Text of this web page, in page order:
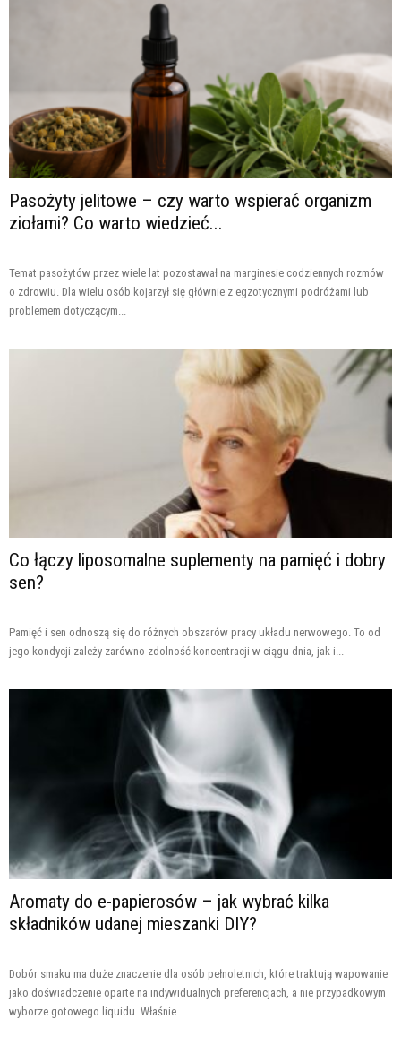
Pasożyty jelitowe – czy warto wspierać organizm
ziołami? Co warto wiedzieć...
Temat pasożytów przez wiele lat pozostawał na marginesie codziennych rozmów
o zdrowiu. Dla wielu osób kojarzył się głównie z egzotycznymi podróżami lub
problemem dotyczącym...
Co łączy liposomalne suplementy na pamięć i dobry
sen?
Pamięć i sen odnoszą się do różnych obszarów pracy układu nerwowego. To od
jego kondycji zależy zarówno zdolność koncentracji w ciągu dnia, jak i...
Aromaty do e-papierosów – jak wybrać kilka
składników udanej mieszanki DIY?
Dobór smaku ma duże znaczenie dla osób pełnoletnich, które traktują wapowanie
jako doświadczenie oparte na indywidualnych preferencjach, a nie przypadkowym
wyborze gotowego liquidu. Właśnie...